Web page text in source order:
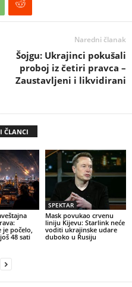
Naredni članak
Šojgu: Ukrajinci pokušali
proboj iz četiri pravca –
Zaustavljeni i likvidirani
ČLANCI
je počelo,
48 sati
SPEKTAR
Mask povukao crvenu
liniju Kijevu: Starlink neće
voditi ukrajinske udare
duboko u Rusiju